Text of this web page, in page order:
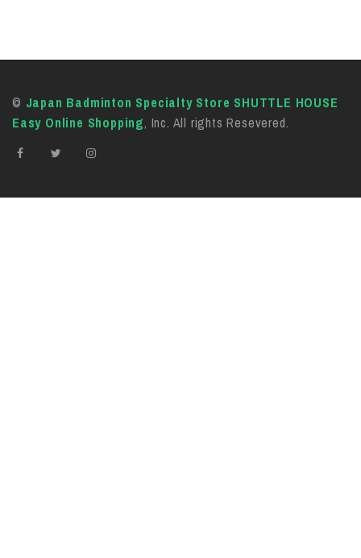
© Japan Badminton Specialty Store SHUTTLE HOUSE
Easy Online Shopping, Inc. All rights Resevered.